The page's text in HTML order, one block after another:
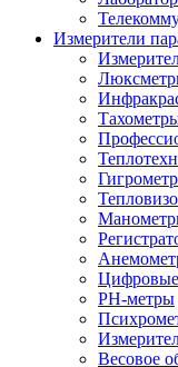
Измерители
PH-метры
Весовое